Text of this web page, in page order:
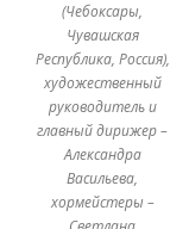
(Чебоксары,
Чувашская
Республика, Россия),
художественный
руководитель и
главный дирижер –
Александра
Васильева,
хормейстеры –